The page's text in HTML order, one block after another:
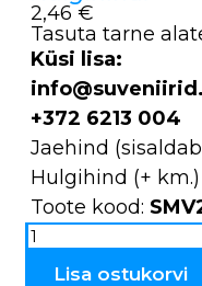
2,46 €
Tasuta tarne
Küsi lisa:
+372 6213 004
Jaehind
Hulgihind (+ km.)
Toote kood:
JUKU
SMV2
kogus
Lisa ostukorvi